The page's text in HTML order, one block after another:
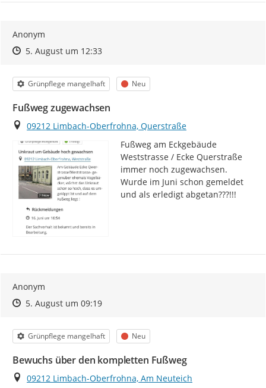
Anonym
Zeitpunkt des Erstellens
Zeitpunkt des Erstellens
5. August um 12:33Zur Äußerung
Kategorie
Grünpflege mangelhaft Status
Neu
Fußweg zugewachsen
Ort
09212 Limbach-Oberfrohna, Querstraße
Fußweg am Eckgebäude
Weststrasse / Ecke Querstraße
immer noch zugewachsen.
Wurde im Juni schon gemeldet
und als erledigt abgetan???!!!
Anonym
Zeitpunkt des Erstellens
Zeitpunkt des Erstellens
5. August um 09:19Zur Äußerung
Kategorie
Grünpflege mangelhaft Status
Neu
Bewuchs über den kompletten Fußweg
Ort
09212 Limbach-Oberfrohna, Am Neuteich